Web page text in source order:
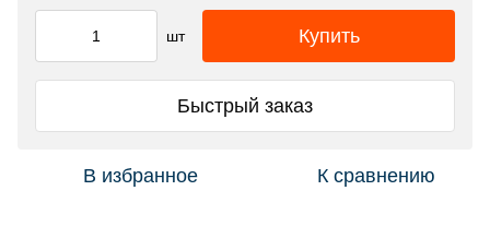
шт Купить
Быстрый заказ
В избранное К сравнению